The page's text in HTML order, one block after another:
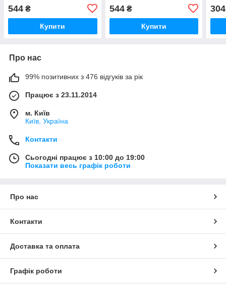
544 ₴
Купити
544₴
Купити
304
Про нас
99% позитивних з 476 відгуків за рік
Працює з 23.11.2014
м. Київ
Київ, Україна
Контакти
Сьогодні працює з 10:00 до 19:00
Показати весь графік роботи
Про нас
Контакти
Доставка та оплата
Графік роботи